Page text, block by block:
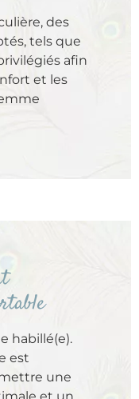
des
tels que
afin
et les
habillé(e).
est
une